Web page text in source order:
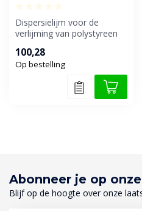
Dispersielijm voor de
verlijming van polystyreen
100,28
Op bestelling
Abonneer je op
Blijf op de hoogte over onze